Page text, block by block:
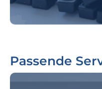
Passende